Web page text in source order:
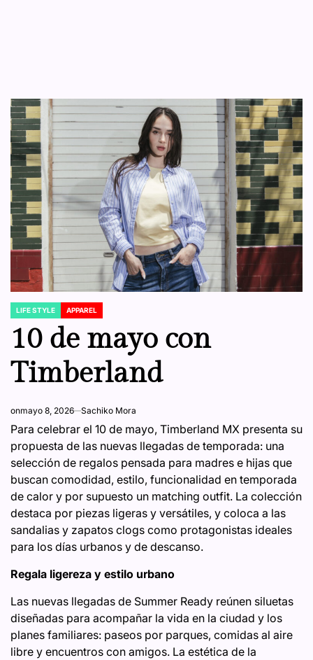
POSTED
LIFE STYLE APPAREL
10 de mayo con
Timberland
onmayo 8, 2026 Sachiko Mora
Para celebrar el 10 de mayo, Timberland MX presenta su
propuesta de las nuevas llegadas de temporada: una
selección de regalos pensada para madres e hijas que
buscan comodidad, estilo, funcionalidad en temporada
de calor y por supuesto un matching outfit. La colección
destaca por piezas ligeras y versátiles, y coloca a las
sandalias y zapatos clogs como protagonistas ideales
para los días urbanos y de descanso.
Regala ligereza y estilo urbano
Las nuevas llegadas de Summer Ready reúnen siluetas
diseñadas para acompañar la vida en la ciudad y los
planes familiares: paseos por parques, comidas al aire
libre y encuentros con amigos. La estética de la